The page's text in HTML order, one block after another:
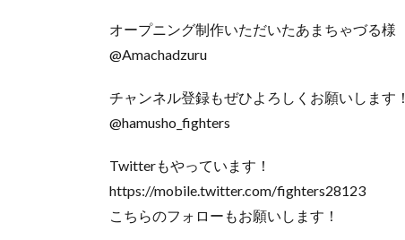
オープニング制作いただいたあまちゃづる様
@Amachadzuru
チャンネル登録もぜひよろしくお願いします！
@hamusho_fighters
Twitterもやっています！
https://mobile.twitter.com/fighters28123
こちらのフォローもお願いします！